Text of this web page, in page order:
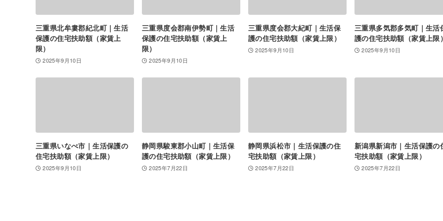
三重県北牟婁郡紀北町｜生活
保護の住宅扶助額（家賃上
限）
2025年9月10日
三重県度会郡南伊勢町｜生活
保護の住宅扶助額（家賃上
限）
2025年9月10日
三重県度会郡大紀町｜生活保
護の住宅扶助額（家賃上限）
2025年9月10日
三重県多気郡多気町｜生活
護の住宅扶助額（家賃上限）
2025年9月10日
三重県いなべ市｜生活保護の
住宅扶助額（家賃上限）
2025年9月10日
静岡県駿東郡小山町｜生活保
護の住宅扶助額（家賃上限）
2025年7月22日
静岡県浜松市｜生活保護の住
宅扶助額（家賃上限）
2025年7月22日
新潟県新潟市｜生活保護の
宅扶助額（家賃上限）
2025年7月22日